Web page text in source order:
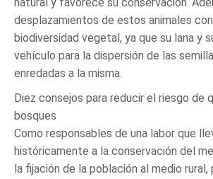
desplazamientos de estos animales
biodiversidad vegetal, ya que su lana y
vehículo para la dispersión de las
enredadas a la misma.
Diez consejos para reducir el riesgo de
bosques
Como responsables de una labor que
históricamente a la conservación del
la fijación de la población al medio rural,